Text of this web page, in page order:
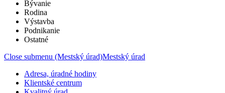
Bývanie
Rodina
Výstavba
Podnikanie
Ostatné
Close submenu (Mestský úrad)Mestský úrad
Adresa, úradné hodiny
Klientské centrum